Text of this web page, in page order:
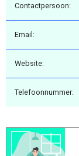
Contactpersoon:
Email:
Website:
Telefoonnummer: